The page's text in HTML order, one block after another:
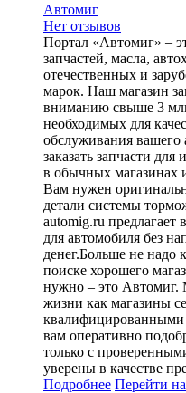
Автомиг
Нет отзывов
Портал «Автомиг» –
запчастей, масла,
отечественных и
марок. Наш магазин
вниманию свыше 3
необходимых для
обслуживания
заказать запчасти
в обычных магазинах
Вам нужен
детали системы
automig.ru предлагает
для автомобиля без
денег.Больше не надо
поиске хорошего
нужно – это Автомиг.
жизни как магазины
квалифицированными
вам оперативно
только с
уверены в качестве
Подробнее Перейти